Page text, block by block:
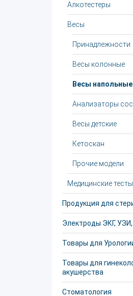
Алкотестеры
Весы
Принадлежности
Весы колонные
Весы напольные
Анализаторы
Весы детские
Кетоскан
Прочие модели
Медицинские тесты
Продукция для
Электроды ЭКГ,
Товары для
Товары для
акушерства
Стоматология